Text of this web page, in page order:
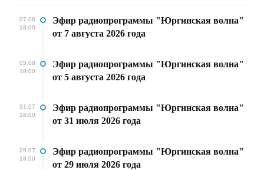
07.08
18:00
Эфир радиопрограммы "Юргинская волна"
от 7 августа 2026 года
05.08
18:00
Эфир радиопрограммы "Юргинская волна"
от 5 августа 2026 года
31.07
18:00
Эфир радиопрограммы "Юргинская волна"
от 31 июля 2026 года
29.07
18:00
Эфир радиопрограммы "Юргинская волна"
от 29 июля 2026 года